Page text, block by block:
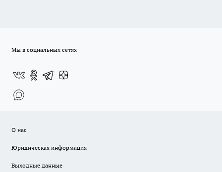
Мы в социальных сетях
О нас
Юридическая информация
Выходные данные